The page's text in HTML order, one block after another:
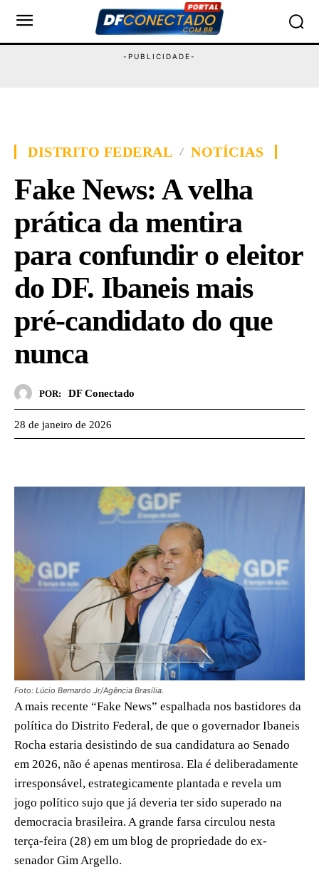
DISTRITO FEDERAL NOTÍCIAS
Fake News: A velha
prática da mentira
para confundir o eleitor
do DF. Ibaneis mais
pré-candidato do que
nunca
POR: DF Conectado
28 de janeiro de 2026
Foto: Lúcio Bernardo Jr/Agência Brasília.
A mais recente “Fake News” espalhada nos bastidores da
política do Distrito Federal, de que o governador Ibaneis
Rocha estaria desistindo de sua candidatura ao Senado
em 2026, não é apenas mentirosa. Ela é deliberadamente
irresponsável, estrategicamente plantada e revela um
jogo político sujo que já deveria ter sido superado na
democracia brasileira. A grande farsa circulou nesta
terça-feira (28) em um blog de propriedade do ex-
senador Gim Argello.